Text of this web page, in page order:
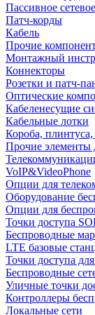
Пассивное
Патч-корды
Кабель
Прочие
Монтажный
Коннекторы
Розетки и патч-
Оптические
Кабеленесущие
Кабельные лотки
Короба,
Прочие элементы
VoIP&VideoPhone
Опции для
Оборудование
Опции для
Точки доступа
Беспроводные
LTE базовые
Точки доступа
Беспроводные
Уличные точки
Контроллеры
Локальные сети